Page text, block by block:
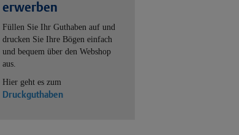
erwerben
Füllen Sie Ihr Guthaben auf und
drucken Sie Ihre Bögen einfach
und bequem über den Webshop
aus.
Hier geht es zum
Druckguthaben